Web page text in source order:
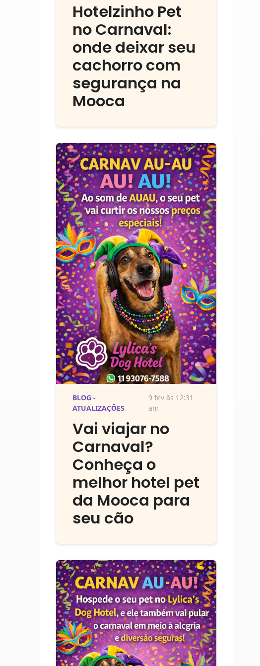
Hotelzinho Pet
no Carnaval:
onde deixar seu
cachorro com
segurança na
Mooca
BLOG -
ATUALIZAÇÕES
9 fev às 12:31
am
Vai viajar no
Carnaval?
Conheça o
melhor hotel pet
da Mooca para
seu cão